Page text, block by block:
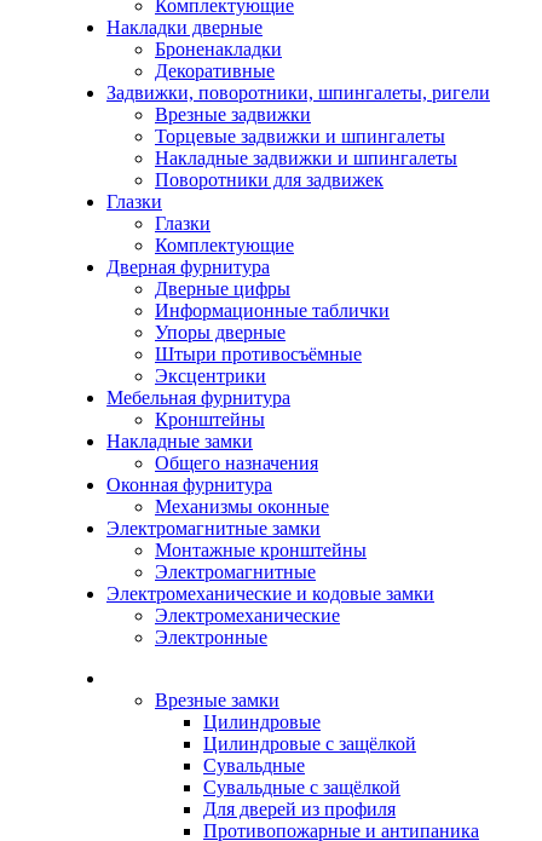
Комплектующие
Накладки дверные
Броненакладки
Декоративные
Задвижки, поворотники, шпингалеты, ригели
Врезные задвижки
Торцевые задвижки и шпингалеты
Накладные задвижки и шпингалеты
Поворотники для задвижек
Глазки
Глазки
Комплектующие
Дверная фурнитура
Дверные цифры
Информационные таблички
Упоры дверные
Штыри противосъёмные
Эксцентрики
Мебельная фурнитура
Кронштейны
Накладные замки
Общего назначения
Оконная фурнитура
Механизмы оконные
Электромагнитные замки
Монтажные кронштейны
Электромагнитные
Электромеханические и кодовые замки
Электромеханические
Электронные
Врезные замки
Цилиндровые
Цилиндровые с защёлкой
Сувальдные
Сувальдные с защёлкой
Для дверей из профиля
Противопожарные и антипаника